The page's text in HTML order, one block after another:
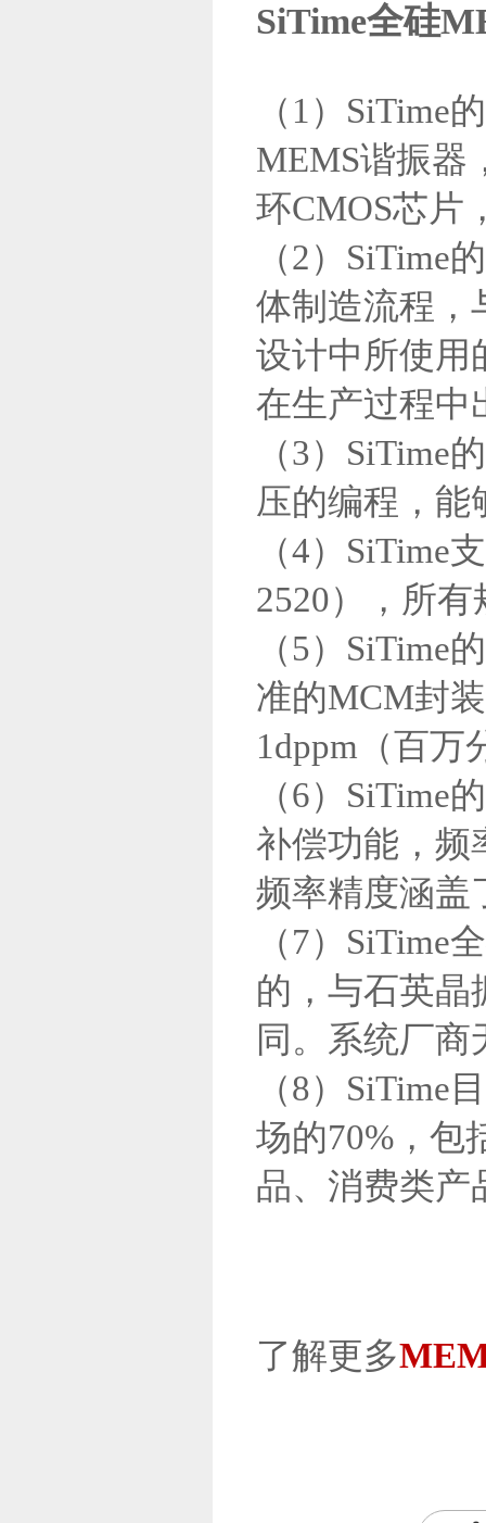
SiTime全硅
（1）SiTime
MEMS谐振器
环CMOS芯片
（2）SiTime
体制造流程，
设计中所使用
在生产过程中
（3） SiTime
压的编程，能
（4） SiTime
2520），所
（5） SiTime
准的MCM封
1dppm（百万
（6） SiTime
补偿功能，频
频率精度涵盖
（7） SiTime
的，与石英晶
同。系统厂
（8） SiTime
场的70%，包
品、消费类产
了解更多